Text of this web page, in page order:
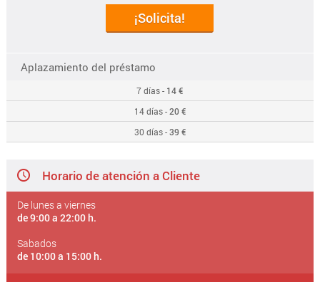
¡Solicita!
Aplazamiento del préstamo
7 días - 14 €
14 días -20 €
30 días -39 €
Horario de atención a Cliente
De lunes a viernes
de 9:00 a 22:00 h.
Sabados
de 10:00 a 15:00 h.